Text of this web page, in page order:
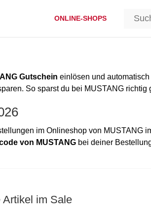
ONLINE-SHOPS
Gutschein einlösen und
So sparst du bei MUSTANG richtig
im Onlineshop von MUSTANG
von MUSTANG bei deiner
im Sale